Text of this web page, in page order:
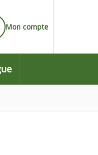
Mon compte